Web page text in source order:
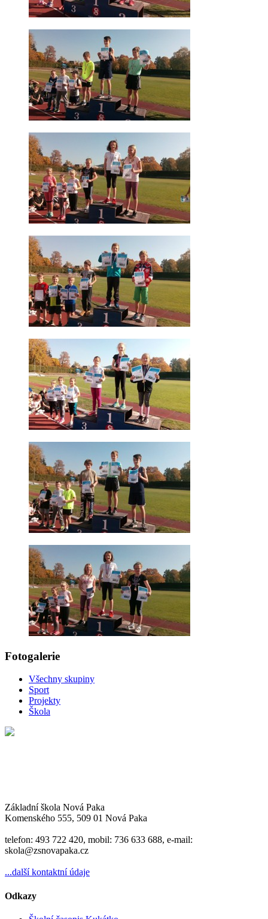
Fotogalerie
Všechny skupiny
Sport
Projekty
Škola
Základní škola Nová Paka
Komenského 555, 509 01 Nová Paka
telefon: 493 722 420, mobil: 736 633 688, e-mail:
skola@zsnovapaka.cz
...další kontaktní údaje
Odkazy